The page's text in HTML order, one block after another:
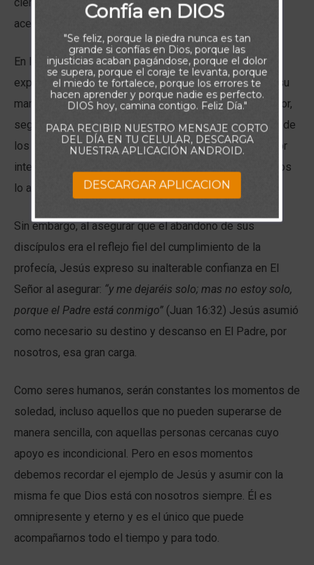
acercándome a Dios en profunda oración.
En las escrituras de hoy, se evidencia como Jesús
experimentó y dio cuenta de este tipo de soledad. En su
maravilloso y desprendido servicio en nombre del Señor,
seguro se percató de esa misma soledad en la mirada de
los leprosos, en la voz tenue de los ciegos y con mayor
intensidad ese día en que sus seguidores más cercanos
lo abandonaron.
Sin embargo, al asegurar que el abandono de sus
discípulos era el reflejo fiel del cumplimiento de la
profecía, Jesús expreso su inalterable confianza en El
Señor al asegurar: “y me dejaréis solo; mas no estoy solo,
porque el Padre está conmigo” (Juan 16:32) Jesús asumió
como necesario su destino y descanso en El Padre, por
nosotros, esa gran carga.
Como seres humanos, serán constantes los momentos de
soledad, incluso aquellos que no pueden superarse de
manera sencilla, con aquellas personas cercanas cuyo
apoyo es incondicional. Pero en esos momentos
debemos recordar el ejemplo de Jesús y asumir con la
misma fe que Dios está con nosotros siempre. Él es
omnipresente y eterno y es el único que puede
acompañarnos todo el tiempo y para todo.
Confía en DIOS
"Se feliz, porque la piedra nunca es tan
grande si confías en Dios, porque las
injusticias acaban pagándose, porque el dolor
se supera, porque el coraje te levanta, porque
el miedo te fortalece, porque los errores te
hacen aprender y porque nadie es perfecto.
DIOS hoy, camina contigo. Feliz Día."
PARA RECIBIR NUESTRO MENSAJE CORTO
DEL DÍA EN TU CELULAR, DESCARGA
NUESTRA APLICACIÓN ANDROID.
DESCARGAR APLICACION